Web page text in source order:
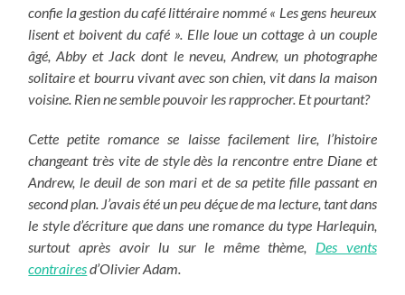
confie la gestion du café littéraire nommé « Les gens heureux
lisent et boivent du café ». Elle loue un cottage à un couple
âgé, Abby et Jack dont le neveu, Andrew, un photographe
solitaire et bourru vivant avec son chien, vit dans la maison
voisine. Rien ne semble pouvoir les rapprocher. Et pourtant?
Cette petite romance se laisse facilement lire, l’histoire
changeant très vite de style dès la rencontre entre Diane et
Andrew, le deuil de son mari et de sa petite fille passant en
second plan. J’avais été un peu déçue de ma lecture, tant dans
le style d’écriture que dans une romance du type Harlequin,
surtout après avoir lu sur le même thème, Des vents
contrairesd’Olivier Adam.